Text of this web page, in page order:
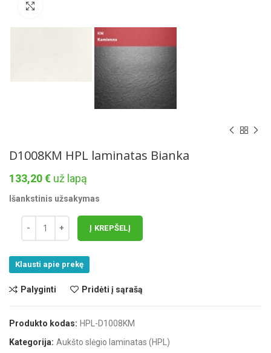
D1008KM HPL laminatas Bianka
133,20€ už lapą
Išankstinis užsakymas
Į KREPŠELĮ
Klausti apie prekę
Palyginti Pridėti į sąrašą
Produkto kodas: HPL-D1008KM
Kategorija: Aukšto slėgio laminatas (HPL)